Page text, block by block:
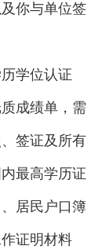
你与单位签
学位认证
成绩单，需
签证及所有
最高学历证
居民户口簿
证明材料